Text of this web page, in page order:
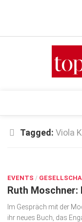
Verkaufsstellen
Top
Geschäft
gesund & schön
Gesellschaft
Tagged: Viola
EVENTS /
Ruth
Im Gespräch mit der
ihr neues Buch, das